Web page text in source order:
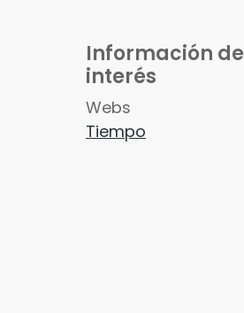
Información de
interés
Webs
Tiempo